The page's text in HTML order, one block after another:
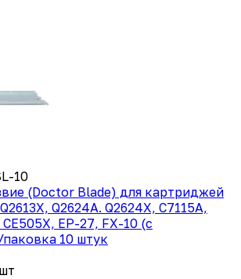
10
(Doctor Blade) для картриджей
Q2624A. Q2624X, C7115A,
EP-27, FX-10 (с
10 штук